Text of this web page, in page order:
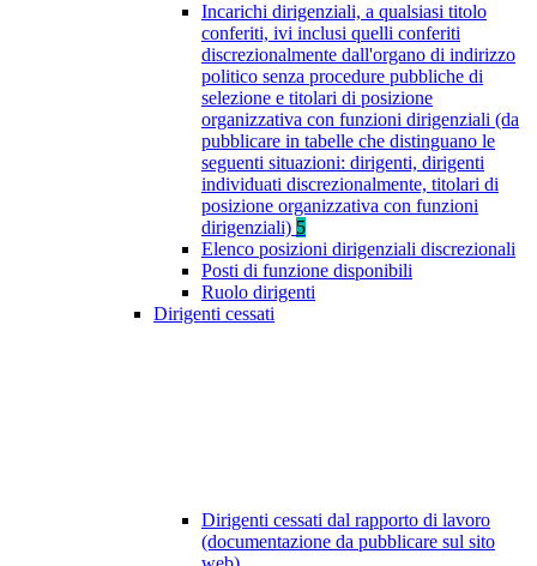
Incarichi dirigenziali, a qualsiasi titolo
conferiti, ivi inclusi quelli conferiti
discrezionalmente dall'organo di indirizzo
politico senza procedure pubbliche di
selezione e titolari di posizione
organizzativa con funzioni dirigenziali (da
pubblicare in tabelle che distinguano le
seguenti situazioni: dirigenti, dirigenti
individuati discrezionalmente, titolari di
posizione organizzativa con funzioni
dirigenziali) 5
Elenco posizioni dirigenziali discrezionali
Posti di funzione disponibili
Ruolo dirigenti
Dirigenti cessati
Dirigenti cessati dal rapporto di lavoro
(documentazione da pubblicare sul sito